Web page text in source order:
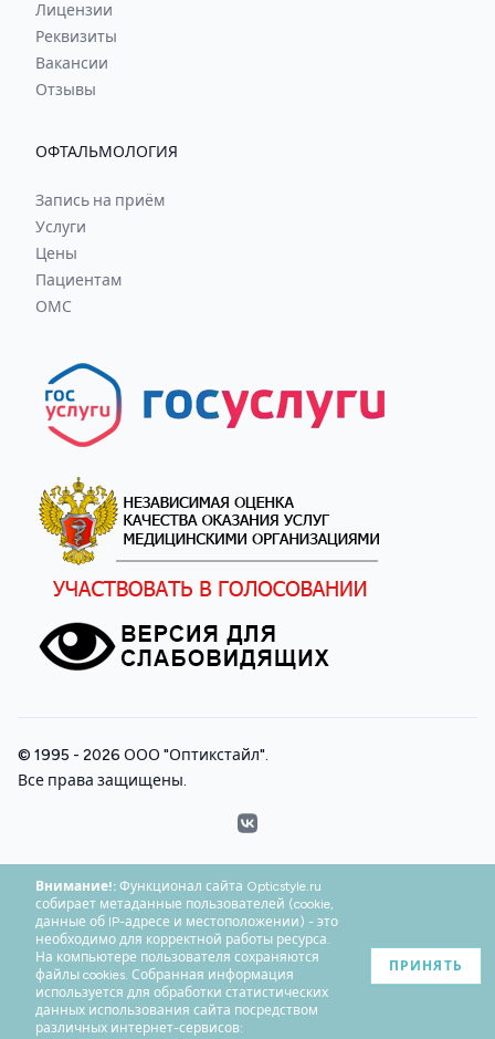
Лицензии
Реквизиты
Вакансии
Отзывы
ОФТАЛЬМОЛОГИЯ
Запись на приём
Услуги
Цены
Пациентам
ОМС
© 1995 - 2026 ООО "Оптикстайл".
Все права защищены.
VK
Внимание!: Функционал сайта Opticstyle.ru
собирает метаданные пользователей (cookie,
данные об IP-адресе и местоположении) - это
необходимо для корректной работы ресурса.
На компьютере пользователя сохраняются
файлы cookies. Собранная информация
используется для обработки статистических
данных использования сайта посредством
различных интернет-сервисов:
ПРИНЯТЬ